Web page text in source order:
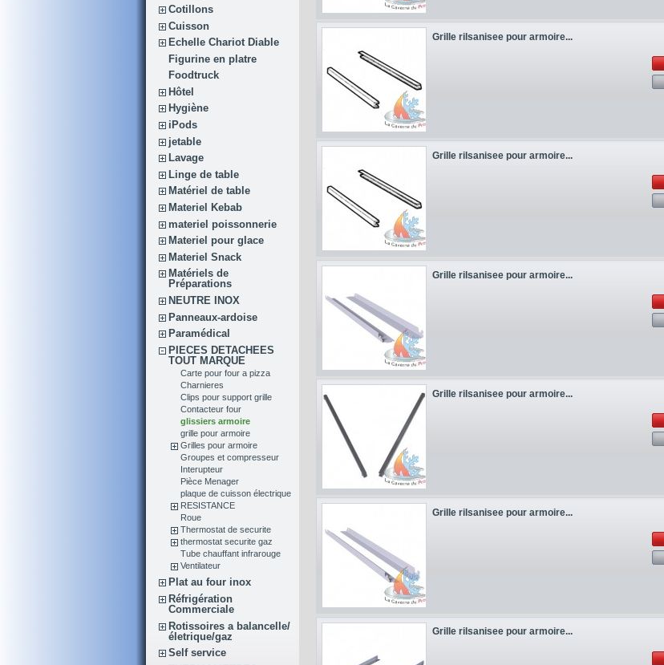
Cotillons
Cuisson
Echelle Chariot Diable
Figurine en platre
Foodtruck
Hôtel
Hygiène
iPods
jetable
Lavage
Linge de table
Matériel de table
Materiel Kebab
materiel poissonnerie
Materiel pour glace
Materiel Snack
Matériels de
Préparations
NEUTRE INOX
Panneaux-ardoise
Paramédical
PIECES DETACHEES
TOUT MARQUE
Carte pour four a pizza
Charnieres
Clips pour support grille
Contacteur four
glissiers armoire
grille pour armoire
Grilles pour armoire
Groupes et compresseur
Interupteur
Pièce Menager
plaque de cuisson électrique
RESISTANCE
Roue
Thermostat de securite
thermostat securite gaz
Tube chauffant infrarouge
Ventilateur
Plat au four inox
Réfrigération
Commerciale
Rotissoires a balancelle/
életrique/gaz
Self service
Grille rilsanisee pour armoire...
Grille rilsanisee pour armoire...
Grille rilsanisee pour armoire...
Grille rilsanisee pour armoire...
Grille rilsanisee pour armoire...
Grille rilsanisee pour armoire...